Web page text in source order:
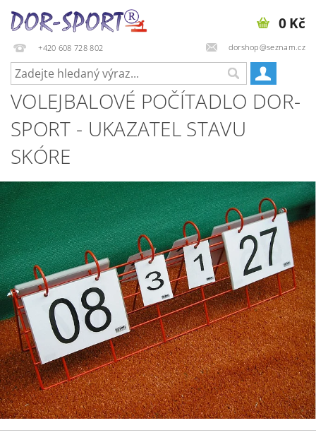
+420 608 728 802 dorshop@seznam.cz
0 Kč
VOLEJBALOVÉ POČÍTADLO DOR-
SPORT - UKAZATEL STAVU
SKÓRE